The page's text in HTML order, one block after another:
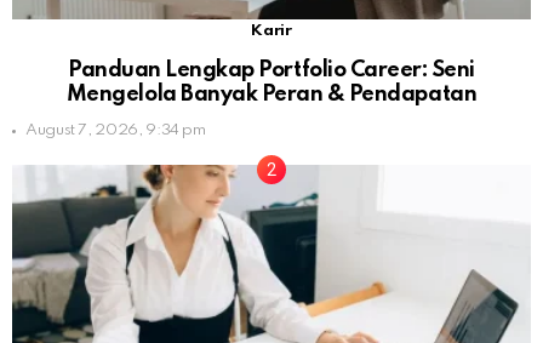
Karir
Panduan Lengkap Portfolio Career: Seni
Mengelola Banyak Peran & Pendapatan
August 7, 2026, 9:34 pm